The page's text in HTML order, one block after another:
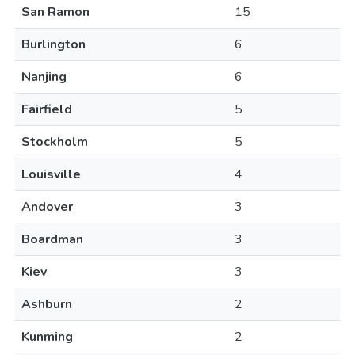
San Ramon
15
Burlington
6
Nanjing
6
Fairfield
5
Stockholm
5
Louisville
4
Andover
3
Boardman
3
Kiev
3
Ashburn
2
Kunming
2